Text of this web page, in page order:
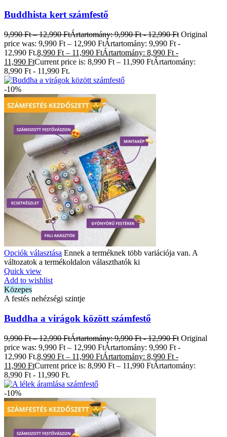
Buddhista kert számfestő
9,990Ft – 12,990FtÁrtartomány: 9,990 Ft - 12,990 Ft Original
price was: 9,990 Ft – 12,990 FtÁrtartomány: 9,990 Ft -
12,990 Ft.8,990 Ft – 11,990 FtÁrtartomány: 8,990 Ft -
11,990 FtCurrent price is: 8,990 Ft – 11,990 FtÁrtartomány:
8,990 Ft - 11,990 Ft.
-10%
Opciók választása Ennek a terméknek több variációja van. A
változatok a termékoldalon választhatók ki
Quick view
Add to wishlist
Közepes
A festés nehézségi szintje
Buddha a virágok között számfestő
9,990Ft – 12,990FtÁrtartomány: 9,990 Ft - 12,990 Ft Original
price was: 9,990 Ft – 12,990 FtÁrtartomány: 9,990 Ft -
12,990 Ft.8,990 Ft – 11,990 FtÁrtartomány: 8,990 Ft -
11,990 FtCurrent price is: 8,990 Ft – 11,990 FtÁrtartomány:
8,990 Ft - 11,990 Ft.
-10%